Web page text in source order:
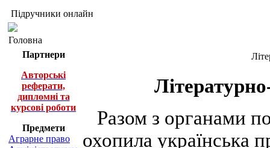
Підручники онлайн
Головна
Партнери
Авторські
реферати,
дипломні та
курсові роботи
Предмети
Аграрне право
Разом з органами
охопила українська